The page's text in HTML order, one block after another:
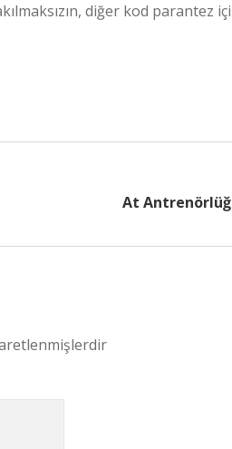
diğer kod parantez
At